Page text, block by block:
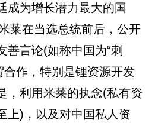
成为增长潜力最大的国
莱在当选总统前后，公开
善言论(如称中国为“刺
合作，特别是锂资源开发
，利用米莱的执念(私有资
上)，以及对中国私人资